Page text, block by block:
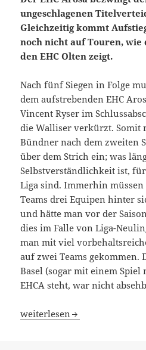
ungeschlagenen
Gleichzeitig kommt
noch nicht auf Touren, wie
den EHC Olten zeigt.
Nach fünf Siegen in Folge
dem aufstrebenden EHC
Vincent Ryser im
die Walliser verkürzt. Somit
Bündner nach dem zweiten
über dem Strich ein; was
Selbstverständlichkeit ist,
Liga sind. Immerhin
Teams drei Equipen hinter
und hätte man vor der
dies im Falle von Liga-
man mit viel
auf zwei Teams gekommen.
Basel (sogar mit einem
EHCA steht, war nicht
EHC Arosa wird zum
weiterlesen